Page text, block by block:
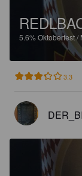
5.6%Oktoberfest /
3.3